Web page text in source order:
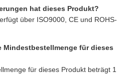
hat dieses Produkt?
über ISO9000, CE und ROHS-
Mindestbestellmenge für dieses
für dieses Produkt beträgt 1